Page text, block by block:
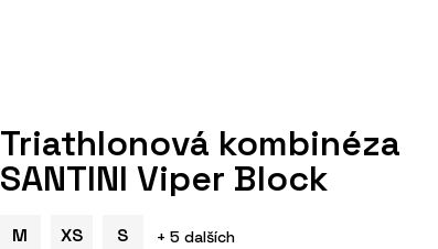
Triathlonová kombinéza
SANTINI Viper Block
M XS S + 5 dalších